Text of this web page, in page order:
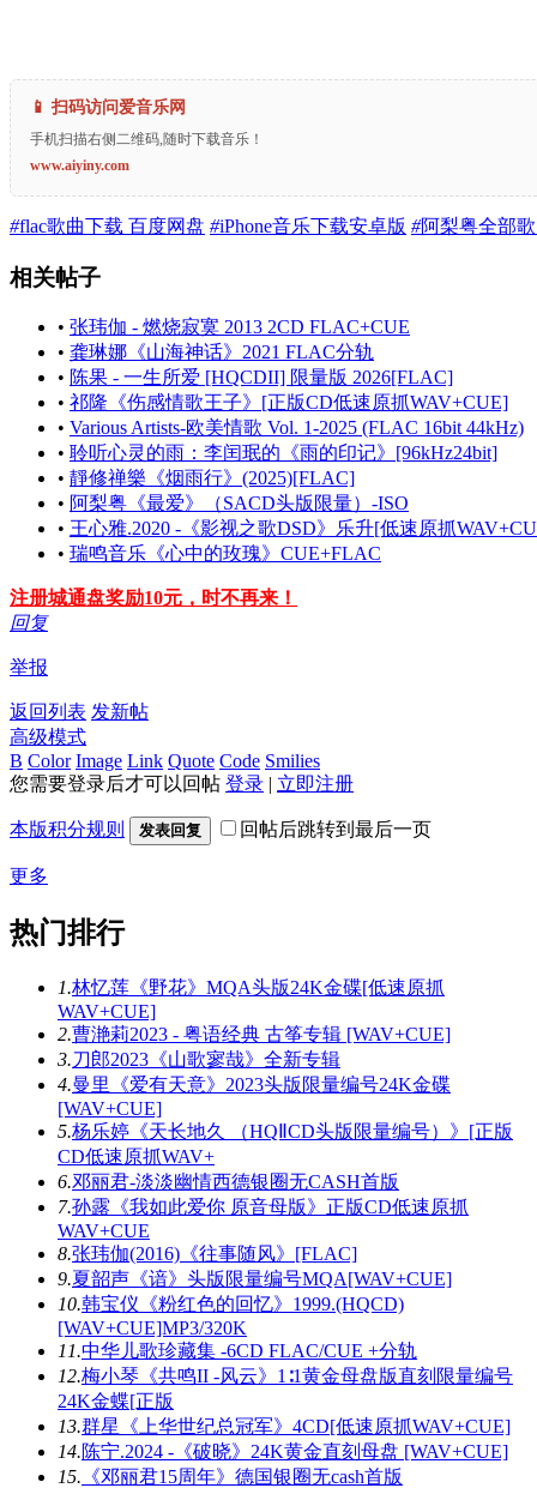
📱 扫码访问爱音乐网
手机扫描右侧二维码,随时下载音乐！
www.aiyiny.com
#flac歌曲下载 百度网盘 #iPhone音乐下载安卓版 #阿梨粤全部
相关帖子
• 张玮伽 - 燃烧寂寞 2013 2CD FLAC+CUE
• 龚琳娜《山海神话》2021 FLAC分轨
• 陈果 - 一生所爱 [HQCDII] 限量版 2026[FLAC]
• 祁隆《伤感情歌王子》[正版CD低速原抓WAV+CUE]
• Various Artists-欧美情歌 Vol. 1-2025 (FLAC 16bit 44kHz)
• 聆听心灵的雨：李闰珉的《雨的印记》[96kHz24bit]
• 靜修禅樂《烟雨行》(2025)[FLAC]
• 阿梨粤《最爱》（SACD头版限量）-ISO
• 王心雅.2020 -《影视之歌DSD》乐升[低速原抓
• 瑞鸣音乐《心中的玫瑰》CUE+FLAC
注册城通盘奖励10元，时不再来！
回复
举报
返回列表 发新帖
高级模式
B Color Image Link Quote Code Smilies
您需要登录后才可以回帖 登录 | 立即注册
本版积分规则 发表回复 回帖后跳转到最后一页
更多
热门排行
1.林忆莲《野花》MQA头版24K金碟[低速原抓
WAV+CUE]
2.曹滟莉2023 - 粤语经典 古筝专辑 [WAV+CUE]
3.刀郎2023《山歌寥哉》全新专辑
4.曼里《爱有天意》2023头版限量编号24K金碟
[WAV+CUE]
5.杨乐婷《天长地久 （HQⅡCD头版限量编号）》[正版
CD低速原抓WAV+
6.邓丽君-淡淡幽情西德银圈无CASH首版
7.孙露《我如此爱你 原音母版》正版CD低速原抓
WAV+CUE
8.张玮伽(2016)《往事随风》[FLAC]
9.夏韶声《谙》头版限量编号MQA[WAV+CUE]
10.韩宝仪《粉红色的回忆》1999.(HQCD)
[WAV+CUE]MP3/320K
11.中华儿歌珍藏集 -6CD FLAC/CUE +分轨
12.梅小琴《共鸣II -风云》1∶1黄金母盘版直刻限量编号
24K金蝶[正版
13.群星《上华世纪总冠军》4CD[低速原抓WAV+CUE]
14.陈宁.2024 -《破晓》24K黄金直刻母盘 [WAV+CUE]
15. 《邓丽君15周年》德国银圈无cash首版